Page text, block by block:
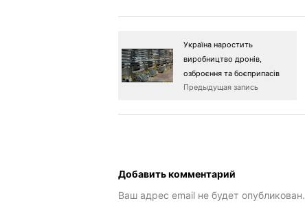
Україна наростить
виробництво дронів,
озброєння та боєприпасів
Предыдущая запись
Добавить комментарий
Ваш адрес email не будет опубликован.